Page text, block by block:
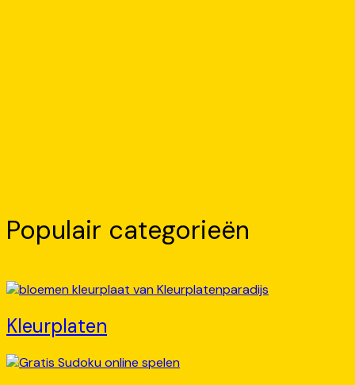
Populair categorieën
Kleurplaten